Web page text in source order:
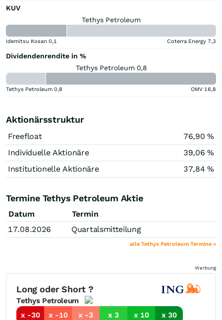
KUV
Tethys Petroleum
Idemitsu Kosan 0,1 Coterra Energy 7,3
Dividendenrendite in %
Tethys Petroleum 0,8
Tethys Petroleum 0,8 OMV 16,8
Aktionärsstruktur
Freefloat
76,90 %
Individuelle Aktionäre
39,06 %
Institutionelle Aktionäre
37,84 %
Termine Tethys Petroleum Aktie
Datum
Termin
17.08.2026
Quartalsmitteilung
alle Tethys Petroleum Termine »
Werbung
Long oder Short ?
Tethys Petroleum
x -30
x -10 x -3 x 3 x 10 x 30